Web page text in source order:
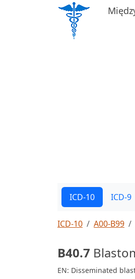
ICD-10 ICD-9
ICD-10 A00-B99
B40.7
EN: Disseminated